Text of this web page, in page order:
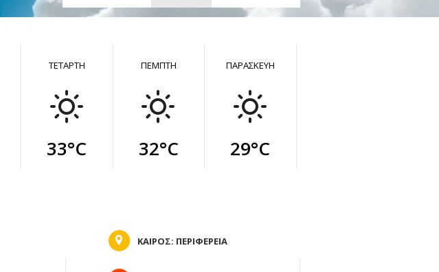
ΤΕΤΑΡΤΗ
33°C
ΠΕΜΠΤΗ
32°C
ΠΑΡΑΣΚΕΥΗ
29°C
ΚΑΙΡΟΣ: ΠΕΡΙΦΕΡΕΙΑ